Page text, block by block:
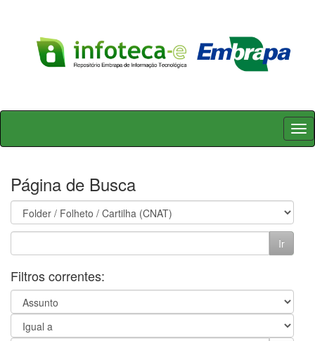
Skip
Página de Busca
Filtros correntes: